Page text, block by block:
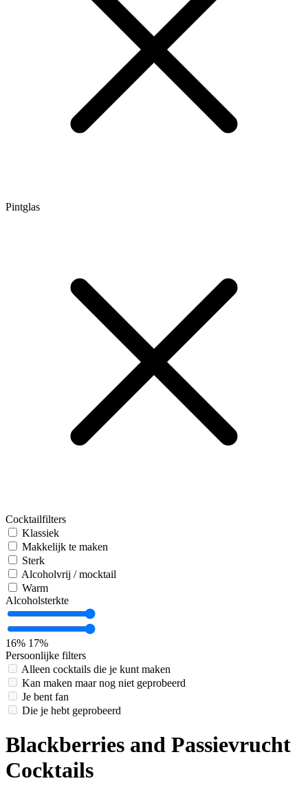
Pintglas
Cocktailfilters
Klassiek
Makkelijk te maken
Sterk
Alcoholvrij / mocktail
Warm
Alcoholsterkte
16% 17%
Persoonlijke filters
Alleen cocktails die je kunt maken
Kan maken maar nog niet geprobeerd
Je bent fan
Die je hebt geprobeerd
Blackberries and Passievrucht
Cocktails